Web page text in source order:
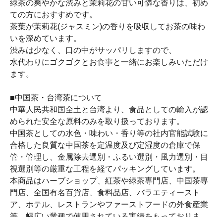
緑茶の爽やかな渋みと茉莉花の甘い可憐な香りは、初め
ての方におすすめです。
茶葉が茉莉花(ジャスミン)の香りを吸収してお茶の味わ
いを深めています。
渋みは少なく、口の中がサッパリしますので、
水代わりにゴクゴクとお食事と一緒にお楽しみいただけ
ます。
■中国茶・台湾茶について
中華人民共和国全土と台湾より、食品としての輸入が認
められた安全な原料のみを取り扱っております。
中国茶としての水色・味わい・香り等の社内官能試験に
合格した良質な中国茶を定温度及び定湿度の倉庫で保
管・管理し、金属除去選別・ふるい選別・風力選別・目
視選別等の厳重な工程を経てパッキングしています。
本商品はハーブショップ、紅茶や緑茶専門店、中国茶専
門店、全国有名百貨店、食料品店、バラエティースト
ア、ホテル、レストランやファーストフードの外食産業